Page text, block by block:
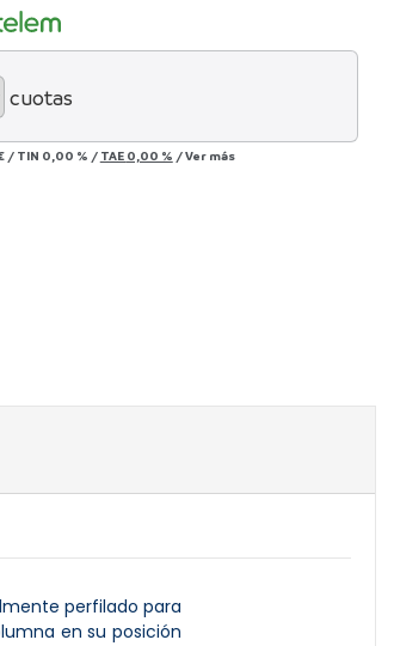
cuotas
/ TIN 0,00 % / TAE 0,00 % /Ver más
perfilado para
en su posición